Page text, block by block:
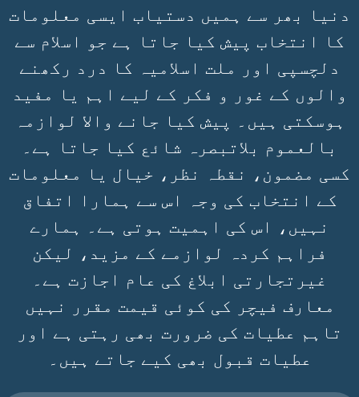
دنیا بھر سے ہمیں دستیاب ایسی معلومات
کا انتخاب پیش کیا جاتا ہے جو اسلام سے
دلچسپی اور ملت اسلامیہ کا درد رکھنے
والوں کے غور و فکر کے لیے اہم یا مفید
ہوسکتی ہیں۔ پیش کیا جانے والا لوازمہ
بالعموم بلاتبصرہ شائع کیا جاتا ہے۔
کسی مضمون، نقطہ نظر، خیال یا معلومات
کے انتخاب کی وجہ اس سے ہمارا اتفاق
نہیں، اس کی اہمیت ہوتی ہے۔ ہمارے
فراہم کردہ لوازمے کے مزید، لیکن
غیرتجارتی ابلاغ کی عام اجازت ہے۔
معارف فیچر کی کوئی قیمت مقرر نہیں
تاہم عطیات کی ضرورت بھی رہتی ہے اور
عطیات قبول بھی کیے جاتے ہیں۔